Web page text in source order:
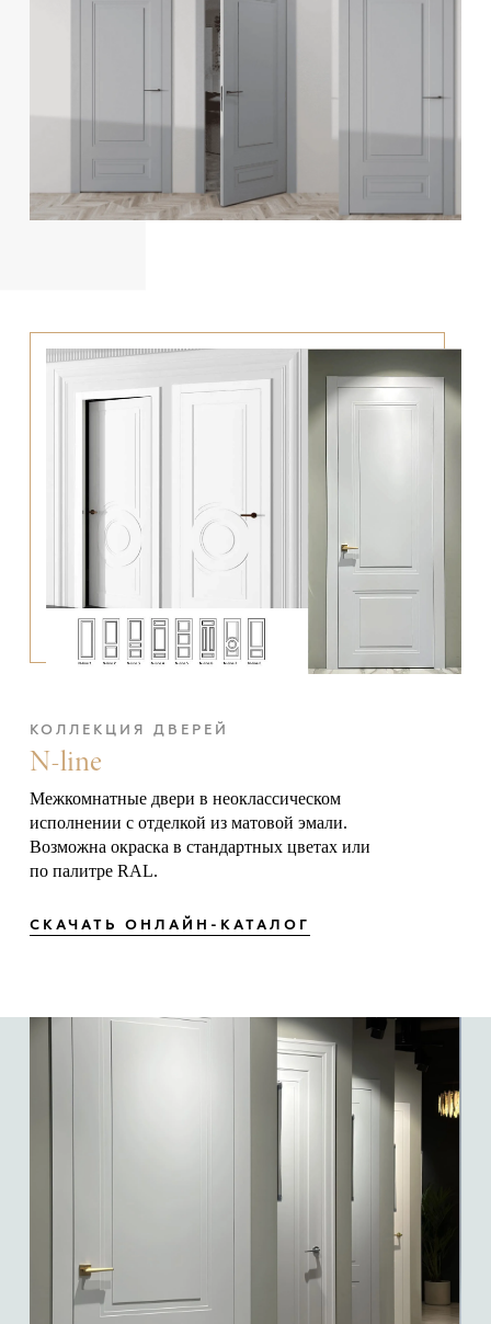
КОЛЛЕКЦИЯ ДВЕРЕЙ
N-line
Межкомнатные двери в неоклассическом
исполнении с отделкой из матовой эмали.
Возможна окраска в стандартных цветах или
по палитре RAL.
СКАЧАТЬ ОНЛАЙН-КАТАЛОГ